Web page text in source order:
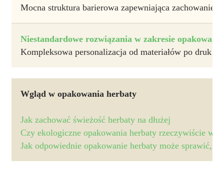
Mocna struktura barierowa zapewniająca zachowanie
Niestandardowe rozwiązania w zakresie opakowań
Kompleksowa personalizacja od materiałów po druk
Wgląd w opakowania herbaty
Jak zachować świeżość herbaty na dłużej
Czy ekologiczne opakowania herbaty rzeczywiście
Jak odpowiednie opakowanie herbaty może sprawić,